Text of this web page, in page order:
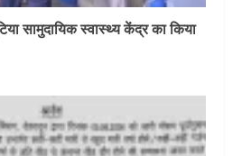
सामुदायिक स्वास्थ्य केंद्र का किया